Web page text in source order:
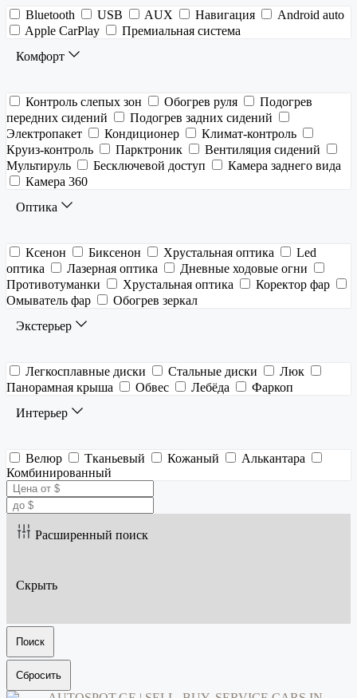
Bluetooth USB AUX Навигация
Android auto
Apple CarPlay
Премиальная система
Комфорт
Контроль слепых зон Обогрев руля
Подогрев
передних сидений
Подогрев задних сидений
Электропакет
Кондиционер
Климат-контроль
Круиз-контроль
Парктроник
Вентиляция сидений
Мультируль
Бесключевой доступ
Камера заднего вида
Камера 360
Оптика
Ксенон Биксенон Хрустальная оптика
Led
оптика
Лазерная оптика
Дневные ходовые огни
Противотуманки
Хрустальная оптика
Коректор фар
Омыватель фар
Обогрев зеркал
Экстерьер
Легкосплавные диски Стальные диски
Люк
Панорамная крыша
Обвес Лебёда
Фаркоп
Интерьер
Велюр Тканьевый Кожаный
Алькантара
Комбинированный
Расширенный поиск
Скрыть
Поиск
Сбросить